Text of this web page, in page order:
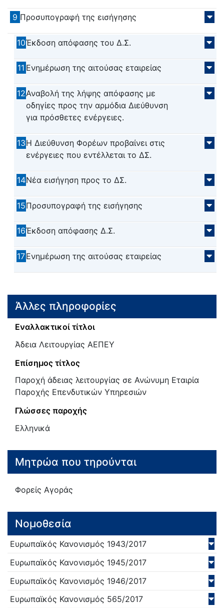
9 Προσυπογραφή της εισήγησης
10Έκδοση απόφασης του Δ.Σ.
11 Ενημέρωση της αιτούσας εταιρείας
12Αναβολή της λήψης απόφασης με
οδηγίες προς την αρμόδια Διεύθυνση
για πρόσθετες ενέργειες.
13Η Διεύθυνση Φορέων προβαίνει στις
ενέργειες που εντέλλεται το ΔΣ.
14Νέα εισήγηση προς το ΔΣ.
15Προσυπογραφή της εισήγησης
16Έκδοση απόφασης Δ.Σ.
17Ενημέρωση της αιτούσας εταιρείας
Άλλες πληροφορίες
Εναλλακτικοί τίτλοι
Άδεια Λειτουργίας ΑΕΠΕΥ
Επίσημος τίτλος
Παροχή άδειας λειτουργίας σε Ανώνυμη Εταιρία
Παροχής Επενδυτικών Υπηρεσιών
Γλώσσες παροχής
Ελληνικά
Μητρώα που τηρούνται
Φορείς Αγοράς
Νομοθεσία
Ευρωπαϊκός Κανονισμός 1943/2017
Ευρωπαϊκός Κανονισμός 1945/2017
Ευρωπαϊκός Κανονισμός 1946/2017
Ευρωπαϊκός Κανονισμός 565/2017